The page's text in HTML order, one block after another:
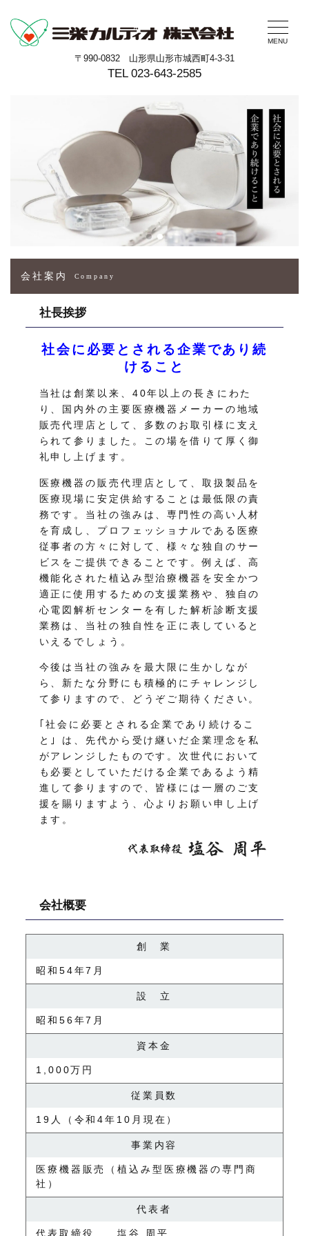
〒990-0832 山形県山形市城西町4-3-31
TEL 023-643-2585
MENU
会社案内 Company
社長挨拶
社会に必要とされる企業であり続
けること
当社は創業以来、40年以上の長きにわた
り、国内外の主要医療機器メーカーの地域
販売代理店として、多数のお取引様に支え
られて参りました。この場を借りて厚く御
礼申し上げます。
医療機器の販売代理店として、取扱製品を
医療現場に安定供給することは最低限の責
務です。当社の強みは、専門性の高い人材
を育成し、プロフェッショナルである医療
従事者の方々に対して、様々な独自のサー
ビスをご提供できることです。例えば、高
機能化された植込み型治療機器を安全かつ
適正に使用するための支援業務や、独自の
心電図解析センターを有した解析診断支援
業務は、当社の独自性を正に表していると
いえるでしょう。
今後は当社の強みを最大限に生かしなが
ら、新たな分野にも積極的にチャレンジし
て参りますので、どうぞご期待ください。
｢社会に必要とされる企業であり続けるこ
と｣ は、先代から受け継いだ企業理念を私
がアレンジしたものです。次世代において
も必要としていただける企業であるよう精
進して参りますので、皆様には一層のご支
援を賜りますよう、心よりお願い申し上げ
ます。
会社概要
創 業
昭和54年7月
設 立
昭和56年7月
資本金
1,000万円
従業員数
19人（令和4年10月現在）
事業内容
医療機器販売（植込み型医療機器の専門商
社）
代表者
代表取締役 塩谷 周平